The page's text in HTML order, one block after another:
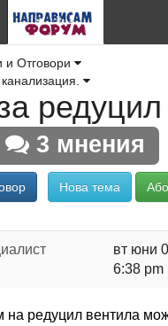
и Отговори
редуцил
3 мнения
Нова тема
вт юни
6:38 pm
на редуцил вентила